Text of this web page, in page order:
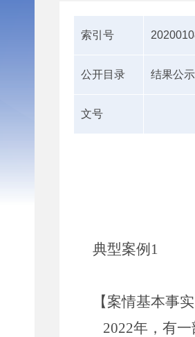
索引号
公开目录 结果公示
文号
典型案例 1
【案情基本事实
2022年，有